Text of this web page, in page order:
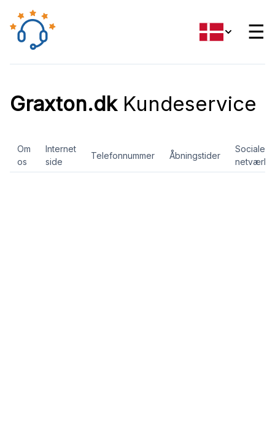
☰
Graxton.dkKundeservice
Om
os
Internet
side
Telefonnummer Åbningstider
Sociale
netværk